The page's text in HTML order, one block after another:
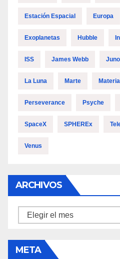
Estación Espacial Europa
Exoplanetas Hubble
ISS James Webb Juno
La Luna Marte
Perseverance Psyche
SpaceX SPHEREx
Venus
ARCHIVOS
Archivos
META